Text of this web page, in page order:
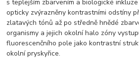
s teplejším zbarvením a biologické
opticky zvýrazněny kontrastními odstíny
zlatavých tónů až po středně hnědé
organismy a jejich okolní halo zóny
fluorescenčního pole jako kontrastní
okolní pryskyřice.